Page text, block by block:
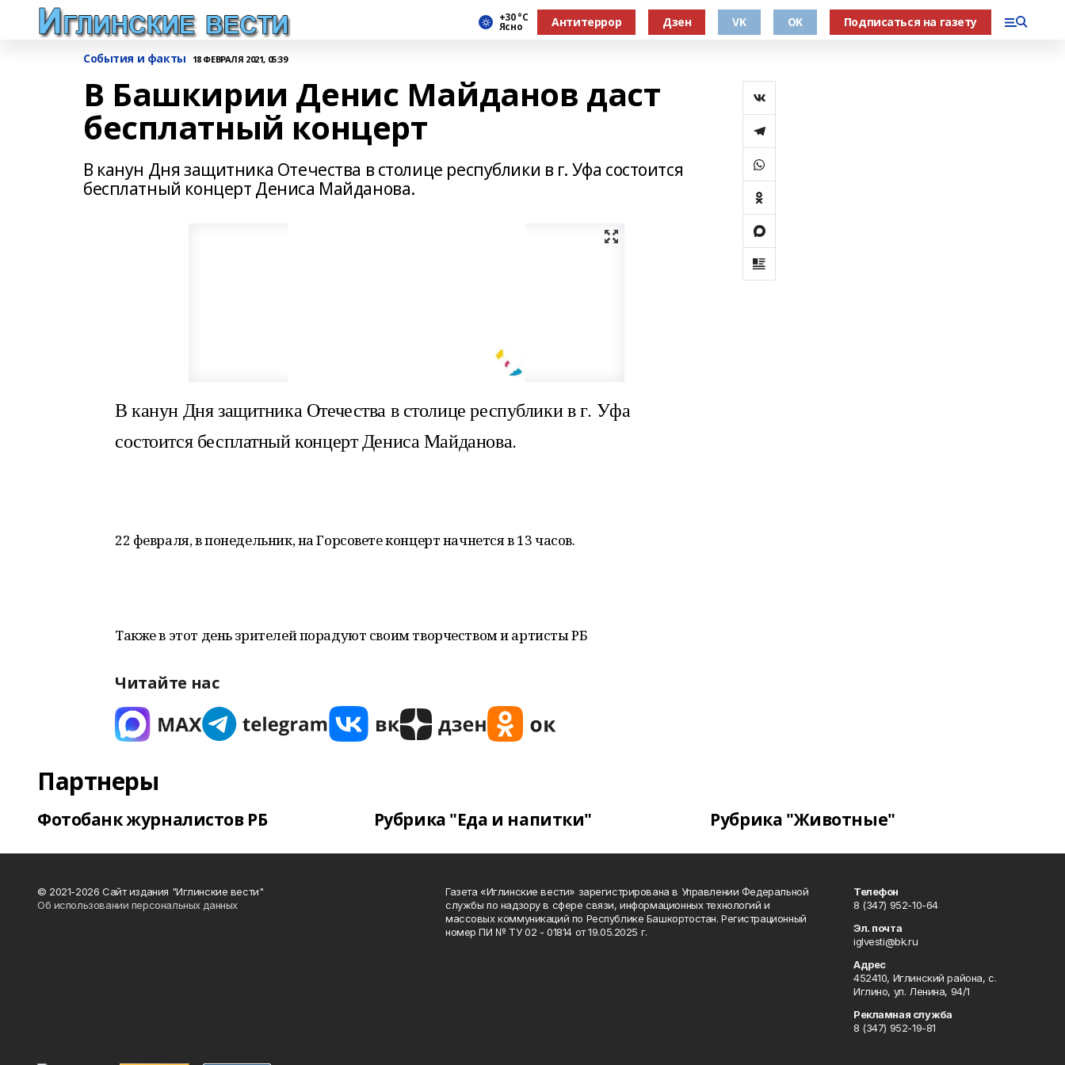
+30 °С
Ясно Антитеррор Дзен VK OK Подписаться на газету
События и факты 18 ФЕВРАЛЯ 2021, 05:39
В Башкирии Денис Майданов даст
бесплатный концерт
В канун Дня защитника Отечества в столице республики в г. Уфа состоится
бесплатный концерт Дениса Майданова.
В канун Дня защитника Отечества в столице республики в г. Уфа
состоится бесплатный концерт Дениса Майданова.
22 февраля, в понедельник, на Горсовете концерт начнется в 13 часов.
Также в этот день зрителей порадуют своим творчеством и артисты РБ
Читайте нас
Партнеры
Фотобанк журналистов РБ Рубрика "Еда и напитки" Рубрика "Животные"
© 2021-2026 Сайт издания "Иглинские вести"
Об использовании персональных данных
Газета «Иглинские вести» зарегистрирована в Управлении Федеральной
службы по надзору в сфере связи, информационных технологий и
массовых коммуникаций по Республике Башкортостан. Регистрационный
номер ПИ № ТУ 02 - 01814 от 19.05.2025 г.
Телефон
8 (347) 952-10-64
Эл. почта
iglvesti@bk.ru
Адрес
452410, Иглинский района, с.
Иглино, ул. Ленина, 94/1
Рекламная служба
8 (347) 952-19-81